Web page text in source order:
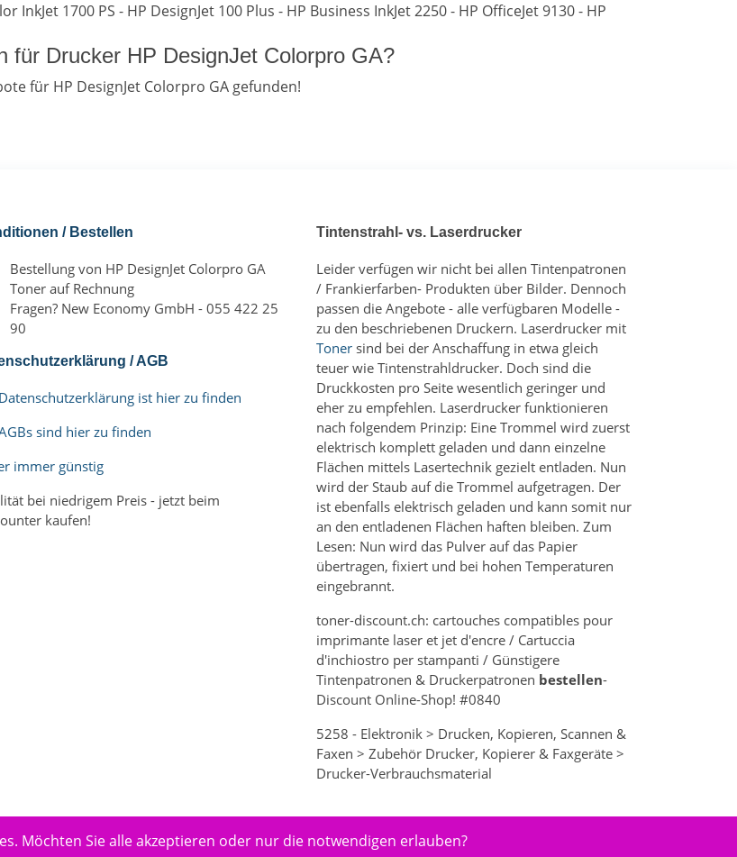
InkJet 1700 PS - HP DesignJet 100 Plus - HP Business InkJet 2250 - HP OfficeJet 9130 - HP
für Drucker HP DesignJet Colorpro GA?
für HP DesignJet Colorpro GA gefunden!
/ Bestellen
Bestellung von HP DesignJet Colorpro GA
Toner auf Rechnung
Fragen? New Economy GmbH - 055 422 25
90
/ AGB
ist hier zu finden
sind hier zu finden
immer günstig
bei niedrigem Preis - jetzt beim
kaufen!
Tintenstrahl- vs. Laserdrucker
Leider verfügen wir nicht bei allen Tintenpatronen
/ Frankierfarben- Produkten über Bilder. Dennoch
passen die Angebote - alle verfügbaren Modelle -
zu den beschriebenen Druckern. Laserdrucker mit
Toner sind bei der Anschaffung in etwa gleich
teuer wie Tintenstrahldrucker. Doch sind die
Druckkosten pro Seite wesentlich geringer und
eher zu empfehlen. Laserdrucker funktionieren
nach folgendem Prinzip: Eine Trommel wird zuerst
elektrisch komplett geladen und dann einzelne
Flächen mittels Lasertechnik gezielt entladen. Nun
wird der Staub auf die Trommel aufgetragen. Der
ist ebenfalls elektrisch geladen und kann somit nur
an den entladenen Flächen haften bleiben. Zum
Lesen: Nun wird das Pulver auf das Papier
übertragen, fixiert und bei hohen Temperaturen
eingebrannt.
toner-discount.ch: cartouches compatibles pour
imprimante laser et jet d'encre / Cartuccia
d'inchiostro per stampanti / Günstigere
Tintenpatronen & Druckerpatronen bestellen-
Discount Online-Shop! #0840
5258 - Elektronik > Drucken, Kopieren, Scannen &
Faxen > Zubehör Drucker, Kopierer & Faxgeräte >
Drucker-Verbrauchsmaterial
Möchten Sie alle akzeptieren oder nur die notwendigen erlauben?